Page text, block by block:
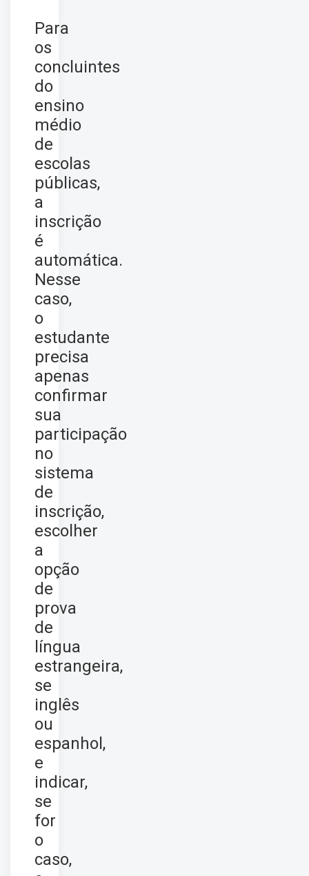
Para
os
concluintes
do
ensino
médio
de
escolas
públicas,
a
inscrição
é
automática.
Nesse
caso,
o
estudante
precisa
apenas
confirmar
sua
participação
no
sistema
de
inscrição,
escolher
a
opção
de
prova
de
língua
estrangeira,
se
inglês
ou
espanhol,
e
indicar,
se
for
o
caso,